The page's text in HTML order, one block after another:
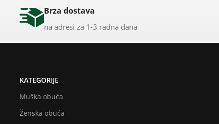
Brza dostava
na adresi za 1-3 radna dana
KATEGORIJE
Muška obuća
Ženska obuća